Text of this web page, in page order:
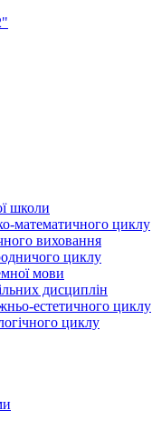
школи
математичного циклу
виховання
циклу
мови
дисциплін
естетичного циклу
циклу